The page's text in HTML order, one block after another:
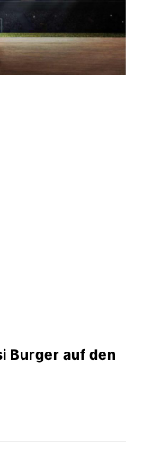
Burger auf den